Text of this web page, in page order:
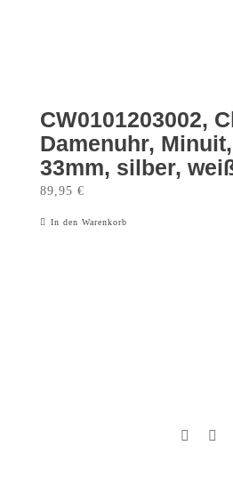
CW0101203002,
Damenuhr,
33mm, silber,
89,95 €
In den Warenkorb